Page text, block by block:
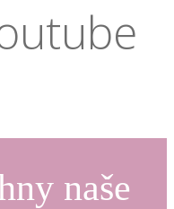
naše